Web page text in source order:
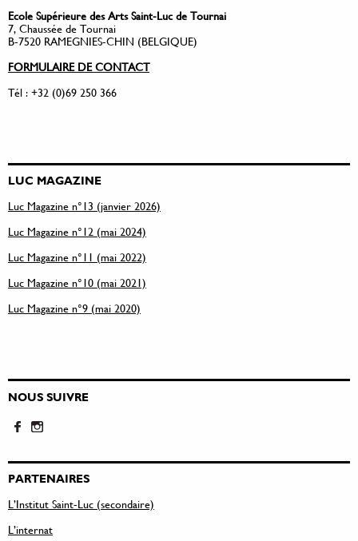
Ecole Supérieure des Arts Saint-Luc de Tournai
7, Chaussée de Tournai
B-7520 RAMEGNIES-CHIN (BELGIQUE)
FORMULAIRE DE CONTACT
Tél : +32 (0)69 250 366
LUC MAGAZINE
Luc Magazine n°13 (janvier 2026)
Luc Magazine n°12 (mai 2024)
Luc Magazine n°11 (mai 2022)
Luc Magazine n°10 (mai 2021)
Luc Magazine n°9 (mai 2020)
NOUS SUIVRE
PARTENAIRES
L’Institut Saint-Luc (secondaire)
L’internat